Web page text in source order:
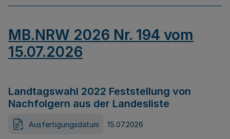
MB.NRW 2026 Nr. 194 vom
15.07.2026
Landtagswahl 2022 Feststellung von
Nachfolgern aus der Landesliste
Ausfertigungsdatum 15.07.2026